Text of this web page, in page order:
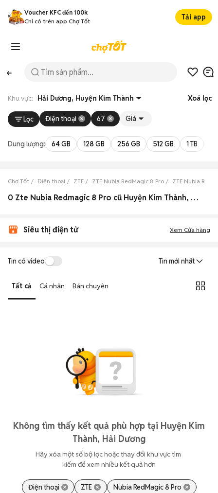
Voucher KFC đến 100k
Chỉ có trên app Chợ Tốt
Tải app
Khu vực: Hải Dương, Huyện Kim Thành Xoá lọc
Lọc Điện thoại 67 Giá
Dung lượng: 64 GB 128 GB 256 GB 512 GB 1 TB
Chợ Tốt Điện thoại ZTE ZTE Nubia RedMagic 8 Pro ZTE Nubia
0 Zte Nubia Redmagic 8 Pro cũ Huyện Kim Thành, Hải Dương đẹp
Siêu thị điện tử Xem Cửa hàng
Tin có video Tin mới nhất
Tất cả Cá nhân Bán chuyên
Không tìm thấy kết quả phù hợp tại Huyện Kim
Thành, Hải Dương
Hãy xóa một số bộ lọc hoặc thay đổi khu vực tìm
kiếm để xem nhiều kết quả hơn
Điện thoại ZTE Nubia RedMagic 8 Pro